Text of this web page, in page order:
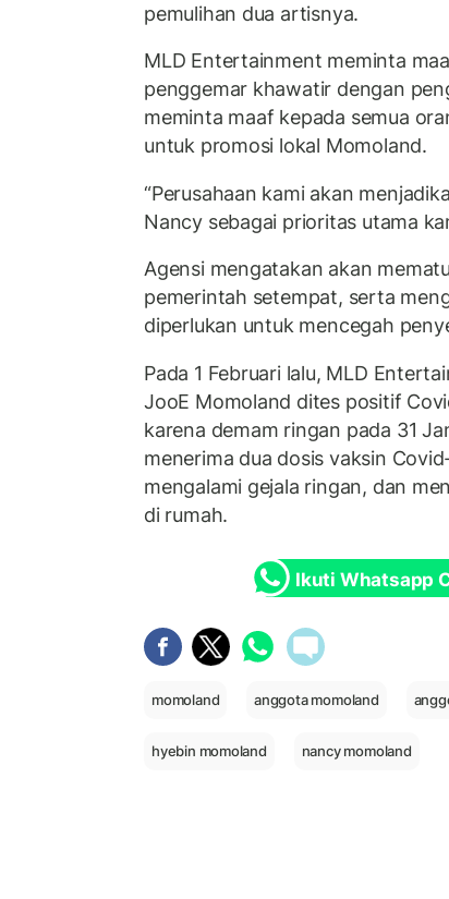
pemulihan dua artisnya.
MLD Entertainment meminta
penggemar khawatir dengan
meminta maaf kepada semua
untuk promosi lokal Momoland.
“Perusahaan kami akan
Nancy sebagai prioritas utama
Agensi mengatakan akan
pemerintah setempat, serta
diperlukan untuk mencegah
Pada 1 Februari lalu, MLD
JooE Momoland dites positif
karena demam ringan pada 31
menerima dua dosis vaksin
mengalami gejala ringan, dan
di rumah.
Ikuti Whatsapp
momoland anggota momoland
hyebin momoland nancy momoland